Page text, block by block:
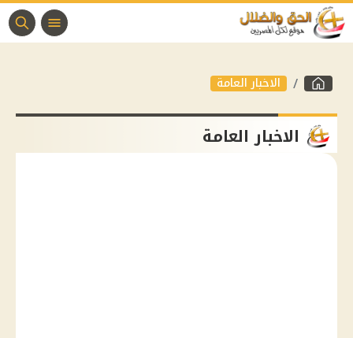
الاخبار العامة
الاخبار العامة